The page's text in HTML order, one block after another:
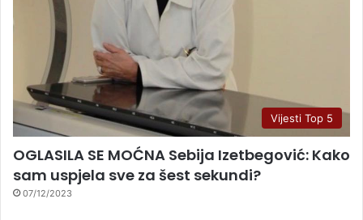
Vijesti Top 5
OGLASILA SE MOĆNA Sebija Izetbegović: Kako
sam uspjela sve za šest sekundi?
07/12/2023